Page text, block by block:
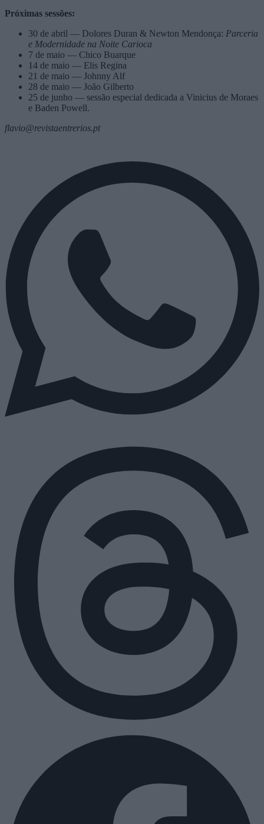
Próximas sessões:
30 de abril — Dolores Duran & Newton Mendonça: Parceria
e Modernidade na Noite Carioca
7 de maio — Chico Buarque
14 de maio — Elis Regina
21 de maio — Johnny Alf
28 de maio — João Gilberto
25 de junho — sessão especial dedicada a Vinicius de Moraes
e Baden Powell.
flavio@revistaentrerios.pt